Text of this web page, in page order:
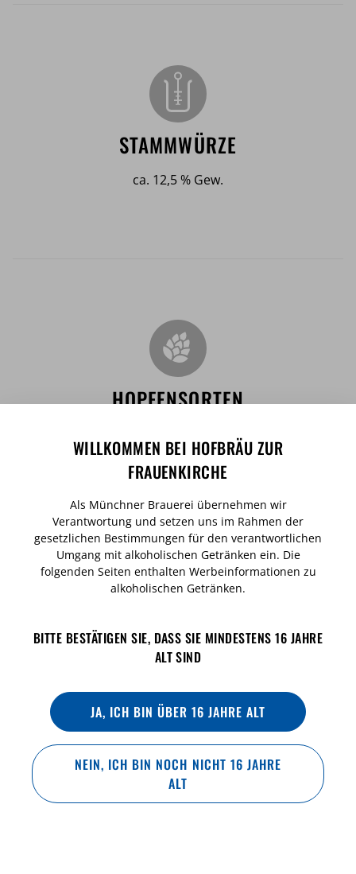
WILLKOMMEN BEI HOFBRÄU ZUR
FRAUENKIRCHE
Als Münchner Brauerei übernehmen wir
Verantwortung und setzen uns im Rahmen der
gesetzlichen Bestimmungen für den verantwortlichen
Umgang mit alkoholischen Getränken ein. Die
folgenden Seiten enthalten Werbeinformationen zu
alkoholischen Getränken.
BITTE BESTÄTIGEN SIE, DASS SIE MINDESTENS 16 JAHRE
ALT SIND
JA, ICH BIN ÜBER 16 JAHRE ALT
NEIN, ICH BIN NOCH NICHT 16 JAHRE
ALT
STAMMWÜRZE
ca. 12,5 % Gew.
HOPFENSORTEN
IDEALE TRINKTEMPERATUR
7-8 °C